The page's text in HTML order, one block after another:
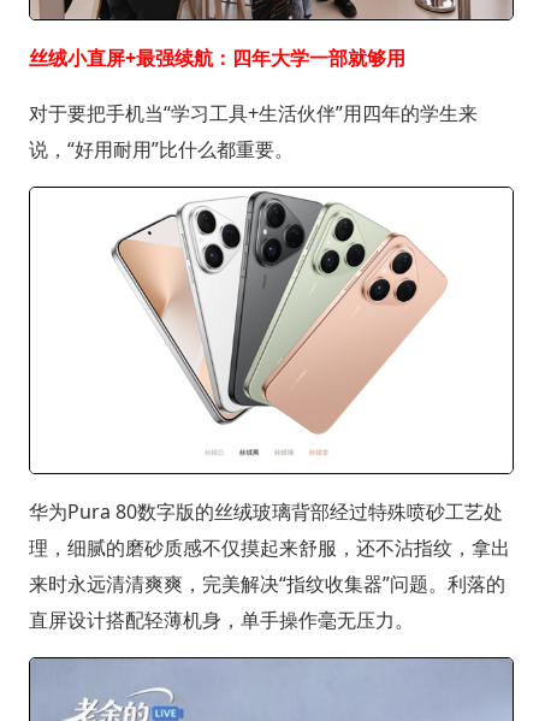
丝绒小直屏+最强续航：四年大学一部就够用
对于要把手机当“学习工具+生活伙伴”用四年的学生来
说，“好用耐用”比什么都重要。
华为Pura 80数字版的丝绒玻璃背部经过特殊喷砂工艺处
理，细腻的磨砂质感不仅摸起来舒服，还不沾指纹，拿出
来时永远清清爽爽，完美解决“指纹收集器”问题。利落的
直屏设计搭配轻薄机身，单手操作毫无压力。